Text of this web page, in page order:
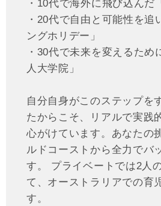
・10代で海外に飛び込んだ
・20代で自由と可能性を追
ングホリデー」
・30代で未来を変えるため
人大学院」
自分自身がこのステップを
たからこそ、リアルで実践
心がけています。あなたの
ルドコーストから全力でバ
す。 プライベートでは2人
て、オーストラリアでの育
す。